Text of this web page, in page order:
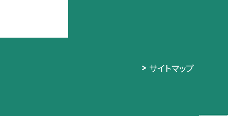
サイトマップ